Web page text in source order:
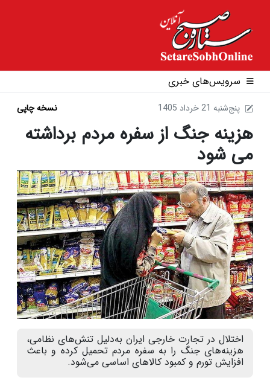
سرویس‌های خبری
1405 پنج‌شنبه 21 خرداد نسخه چاپی
هزینه جنگ از سفره مردم برداشته
می شود
اختلال در تجارت خارجی ایران به‌دلیل تنش‌های نظامی،
هزینه‌های جنگ را به سفره مردم تحمیل کرده و باعث
افزایش تورم و کمبود کالاهای اساسی می‌شود.